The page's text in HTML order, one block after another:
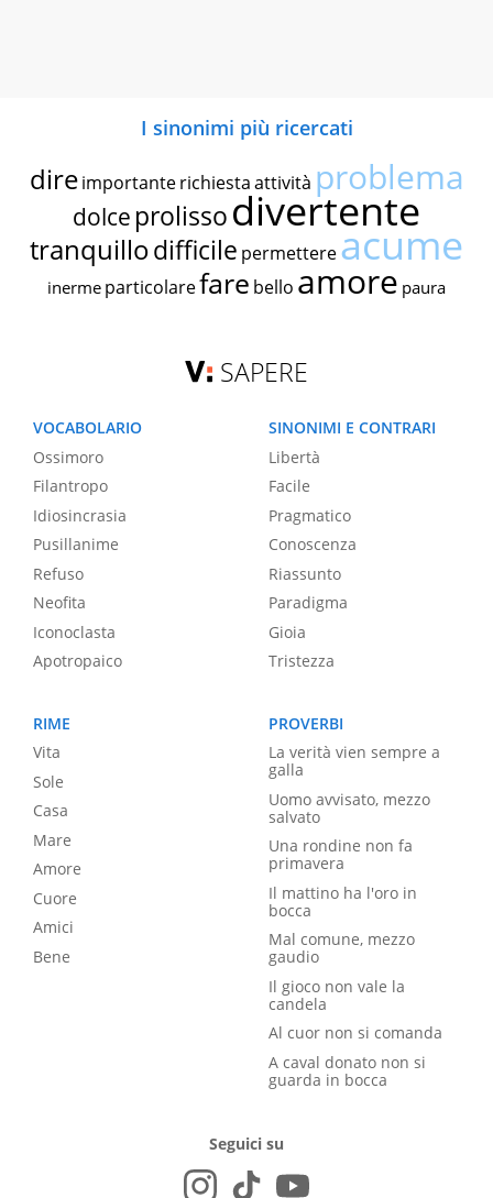
I sinonimi più ricercati
dire importante richiestaattività problema
dolce prolissodivertente
tranquillodifficile permettereacume
inerme particolarefare bello amore paura
SAPERE
VOCABOLARIO
Ossimoro
Filantropo
Idiosincrasia
Pusillanime
Refuso
Neofita
Iconoclasta
Apotropaico
SINONIMI E CONTRARI
Libertà
Facile
Pragmatico
Conoscenza
Riassunto
Paradigma
Gioia
Tristezza
RIME
Vita
Sole
Casa
Mare
Amore
Cuore
Amici
Bene
PROVERBI
La verità vien sempre a
galla
Uomo avvisato, mezzo
salvato
Una rondine non fa
primavera
Il mattino ha l'oro in
bocca
Mal comune, mezzo
gaudio
Il gioco non vale la
candela
Al cuor non si comanda
A caval donato non si
guarda in bocca
Seguici su